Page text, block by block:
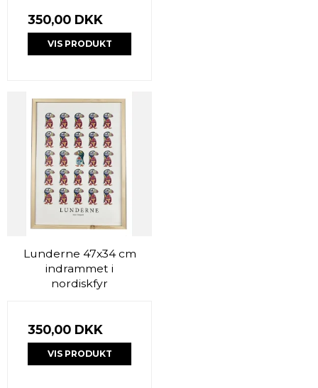
350,00 DKK
VIS PRODUKT
Lunderne 47x34 cm
indrammet i
nordiskfyr
350,00 DKK
VIS PRODUKT